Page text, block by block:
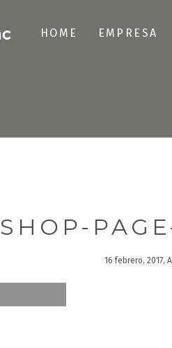
HOME EMPRESA
SHOP-
16 febrero, 2017,